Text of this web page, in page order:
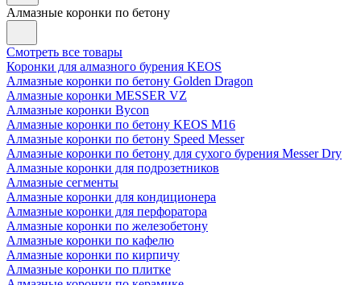
Алмазные коронки по бетону
Смотреть все товары
Коронки для алмазного бурения KEOS
Алмазные коронки по бетону Golden Dragon
Алмазные коронки MESSER VZ
Алмазные коронки Bycon
Алмазные коронки по бетону KEOS M16
Алмазные коронки по бетону Speed Messer
Алмазные коронки по бетону для сухого бурения Messer Dry
Алмазные коронки для подрозетников
Алмазные сегменты
Алмазные коронки для кондиционера
Алмазные коронки для перфоратора
Алмазные коронки по железобетону
Алмазные коронки по кафелю
Алмазные коронки по кирпичу
Алмазные коронки по плитке